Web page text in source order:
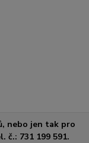
nebo jen tak pro
č.: 731 199 591.